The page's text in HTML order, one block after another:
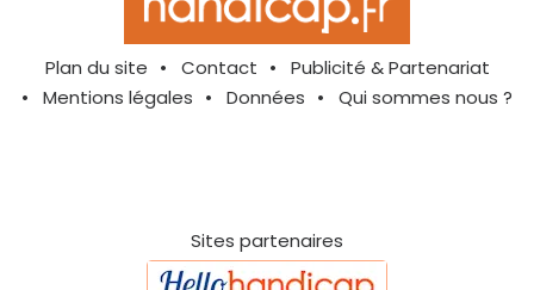
Plan du site Contact
Publicité & Partenariat
Mentions légales
Données Qui sommes nous ?
Sites partenaires